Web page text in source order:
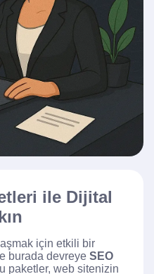
ile Dijital
için etkili bir
burada devreye SEO
paketler, web sitenizin